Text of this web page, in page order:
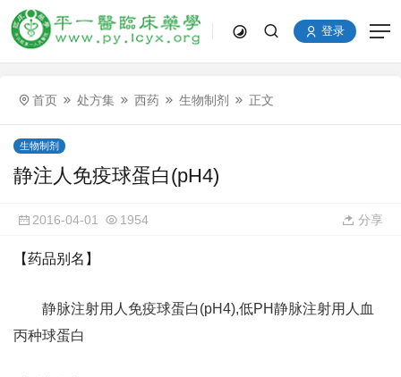
登录
首页 处方集 西药 生物制剂 正文
生物制剂
静注人免疫球蛋白(pH4)
2016-04-01 1954 分享
【药品别名】
静脉注射用人免疫球蛋白(pH4),低PH静脉注射用人血
丙种球蛋白